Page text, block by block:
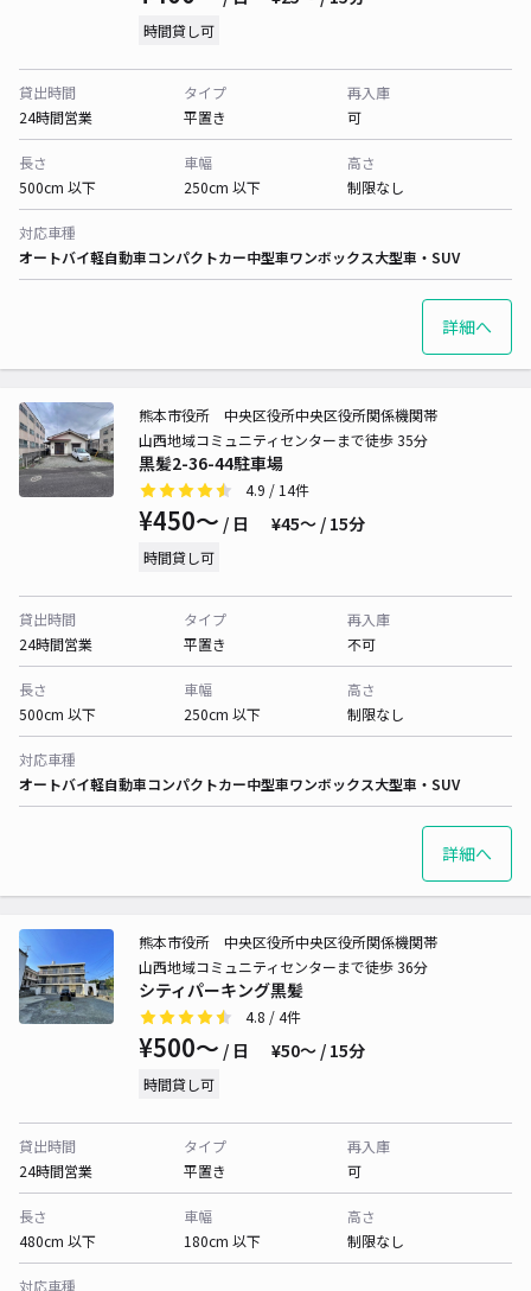
時間貸し可
貸出時間
24時間営業
タイプ
平置き
再入庫
可
長さ
500cm 以下
車幅
250cm 以下
高さ
制限なし
対応車種
オートバイ軽自動車コンパクトカー中型車ワンボックス大型車・SUV
詳細へ
黒髪2-36-44駐車場
熊本市役所 中央区役所中央区役所関係機関帯
山西地域コミュニティセンターまで徒歩 35分
4.9 / 14件
¥450〜 / 日 ¥45〜 / 15分
時間貸し可
貸出時間
24時間営業
タイプ
平置き
再入庫
不可
長さ
500cm 以下
車幅
250cm 以下
高さ
制限なし
対応車種
オートバイ軽自動車コンパクトカー中型車ワンボックス大型車・SUV
詳細へ
シティパーキング黒髪
熊本市役所 中央区役所中央区役所関係機関帯
山西地域コミュニティセンターまで徒歩 36分
4.8 / 4件
¥500〜 / 日 ¥50〜 / 15分
時間貸し可
貸出時間
24時間営業
タイプ
平置き
再入庫
可
長さ
480cm 以下
車幅
180cm 以下
高さ
制限なし
対応車種